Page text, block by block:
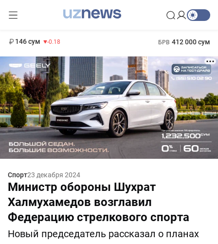
146 сум -0.18 БРВ 412 000 сум
Спорт23 декабря 2024
Министр обороны Шухрат
Халмухамедов возглавил
Федерацию стрелкового спорта
Новый председатель рассказал о планах